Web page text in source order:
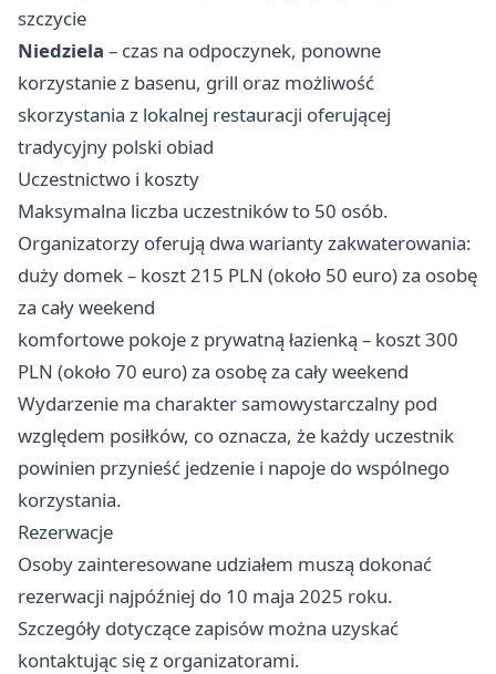
szczycie
Niedziela – czas na odpoczynek, ponowne
korzystanie z basenu, grill oraz możliwość
skorzystania z lokalnej restauracji oferującej
tradycyjny polski obiad
Uczestnictwo i koszty
Maksymalna liczba uczestników to 50 osób.
Organizatorzy oferują dwa warianty zakwaterowania:
duży domek – koszt 215 PLN (około 50 euro) za osobę
za cały weekend
komfortowe pokoje z prywatną łazienką – koszt 300
PLN (około 70 euro) za osobę za cały weekend
Wydarzenie ma charakter samowystarczalny pod
względem posiłków, co oznacza, że każdy uczestnik
powinien przynieść jedzenie i napoje do wspólnego
korzystania.
Rezerwacje
Osoby zainteresowane udziałem muszą dokonać
rezerwacji najpóźniej do 10 maja 2025 roku.
Szczegóły dotyczące zapisów można uzyskać
kontaktując się z organizatorami.